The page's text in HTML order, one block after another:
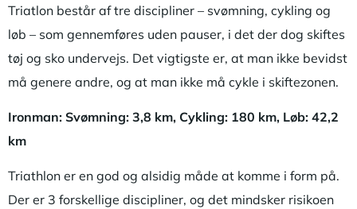
Triatlon består af tre discipliner – svømning, cykling og
løb – som gennemføres uden pauser, i det der dog skiftes
tøj og sko undervejs. Det vigtigste er, at man ikke bevidst
må genere andre, og at man ikke må cykle i skiftezonen.
Ironman: Svømning: 3,8 km, Cykling: 180 km, Løb: 42,2
km
Triathlon er en god og alsidig måde at komme i form på.
Der er 3 forskellige discipliner, og det mindsker risikoen